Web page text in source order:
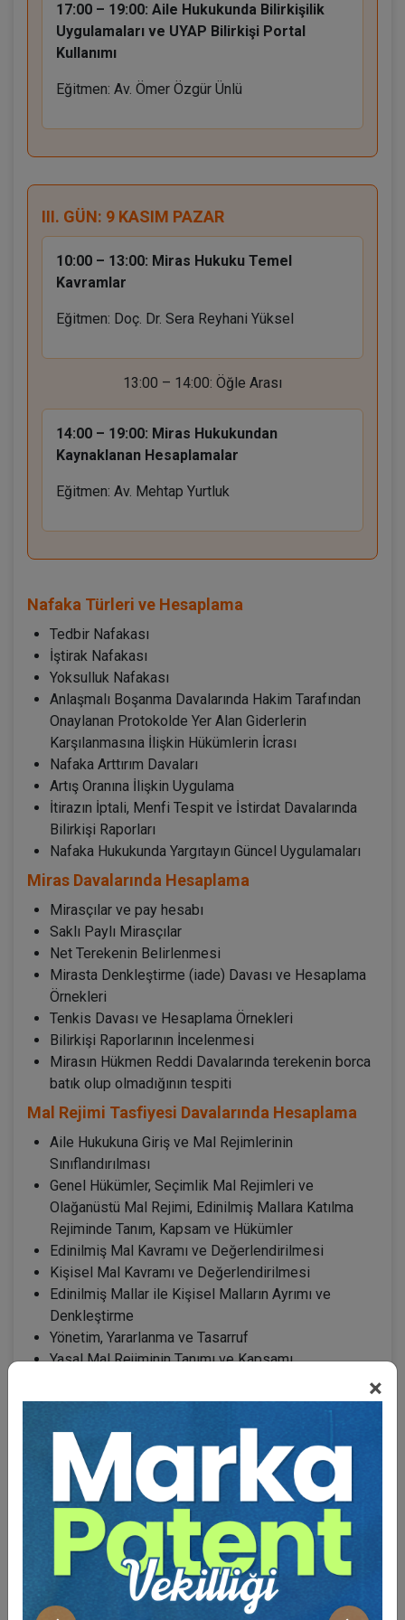
×
17:00 – 19:00: Aile Hukukunda Bilirkişilik
Uygulamaları ve UYAP Bilirkişi Portal
Kullanımı
Eğitmen: Av. Ömer Özgür Ünlü
III. GÜN: 9 KASIM PAZAR
10:00 – 13:00: Miras Hukuku Temel
Kavramlar
Eğitmen: Doç. Dr. Sera Reyhani Yüksel
13:00 – 14:00: Öğle Arası
14:00 – 19:00: Miras Hukukundan
Kaynaklanan Hesaplamalar
Eğitmen: Av. Mehtap Yurtluk
Nafaka Türleri ve Hesaplama
Tedbir Nafakası
İştirak Nafakası
Yoksulluk Nafakası
Anlaşmalı Boşanma Davalarında Hakim Tarafından
Onaylanan Protokolde Yer Alan Giderlerin
Karşılanmasına İlişkin Hükümlerin İcrası
Nafaka Arttırım Davaları
Artış Oranına İlişkin Uygulama
İtirazın İptali, Menfi Tespit ve İstirdat Davalarında
Bilirkişi Raporları
Nafaka Hukukunda Yargıtayın Güncel Uygulamaları
Miras Davalarında Hesaplama
Mirasçılar ve pay hesabı
Saklı Paylı Mirasçılar
Net Terekenin Belirlenmesi
Mirasta Denkleştirme (iade) Davası ve Hesaplama
Örnekleri
Tenkis Davası ve Hesaplama Örnekleri
Bilirkişi Raporlarının İncelenmesi
Mirasın Hükmen Reddi Davalarında terekenin borca
batık olup olmadığının tespiti
Mal Rejimi Tasfiyesi Davalarında Hesaplama
Aile Hukukuna Giriş ve Mal Rejimlerinin
Sınıflandırılması
Genel Hükümler, Seçimlik Mal Rejimleri ve
Olağanüstü Mal Rejimi, Edinilmiş Mallara Katılma
Rejiminde Tanım, Kapsam ve Hükümler
Edinilmiş Mal Kavramı ve Değerlendirilmesi
Kişisel Mal Kavramı ve Değerlendirilmesi
Edinilmiş Mallar ile Kişisel Malların Ayrımı ve
Denkleştirme
Yönetim, Yararlanma ve Tasarruf
Yasal Mal Rejiminin Tanımı ve Kapsamı
Mal Rejiminin Sona Ermesi ve Tasfiye
Eski TMK Döneminde Başlayan ve Yeni TMK
Döneminde Devam Eden Evliliklerde Uygulanacak
Mal Rejimi
Edinilmiş Mallar, Kişisel Mallar, Kişisel Mallar ile
Edinilmiş Mallar Arasında Denkleştirme
Eklenecek Değerler
Değer Artış Payı, Katılma Alacağı, Katkı Payı Alacağı,